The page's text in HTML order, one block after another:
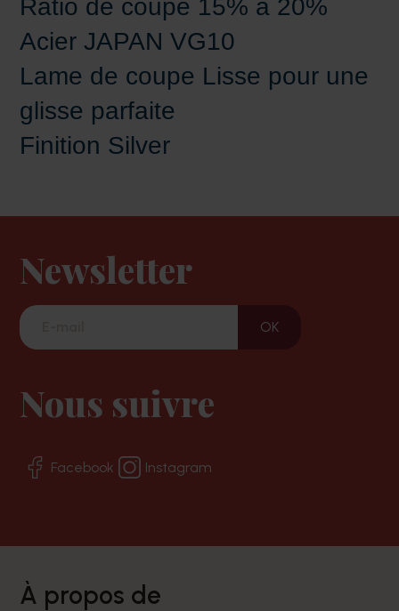
Ratio de coupe 15% à 20%
Acier JAPAN VG10
Lame de coupe Lisse pour une
glisse parfaite
Finition Silver
Newsletter
Nous suivre
Facebook Instagram
à propos de